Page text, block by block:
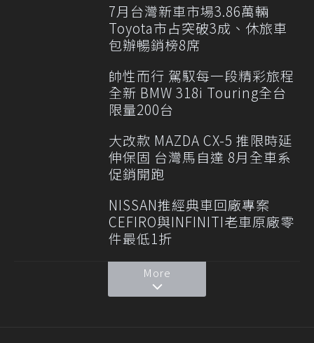
7月台灣新車市場3.86萬輛
Toyota市占突破3成、休旅車
包辦暢銷榜8席
帥性而行 駕馭每一段精彩旅程
全新 BMW 318i Touring全台
限量200台
大改款 MAZDA CX-5 推限時延
伸保固 台灣馬自達 8月全車系
促銷開跑
NISSAN推經典車回廠專案
CEFIRO與INFINITI老車原廠零
件最低1折
More